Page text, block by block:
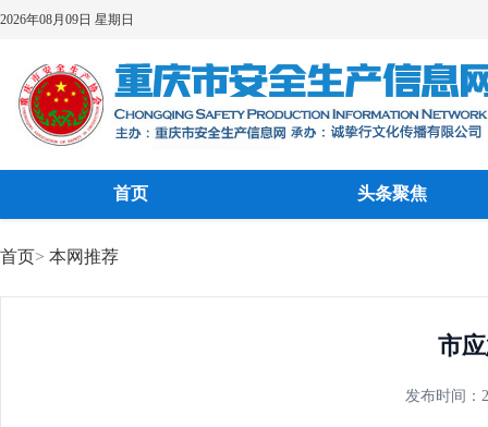
2026年08月09日 星期日
首页 头条聚焦
首页> 本网推荐
市
发布时间：